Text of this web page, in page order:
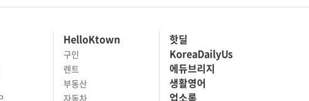
HelloKtown
구인
렌트
핫딜
KoreaDailyUs
에듀브리지